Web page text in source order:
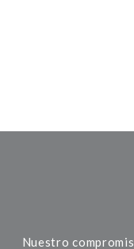
Nuestro